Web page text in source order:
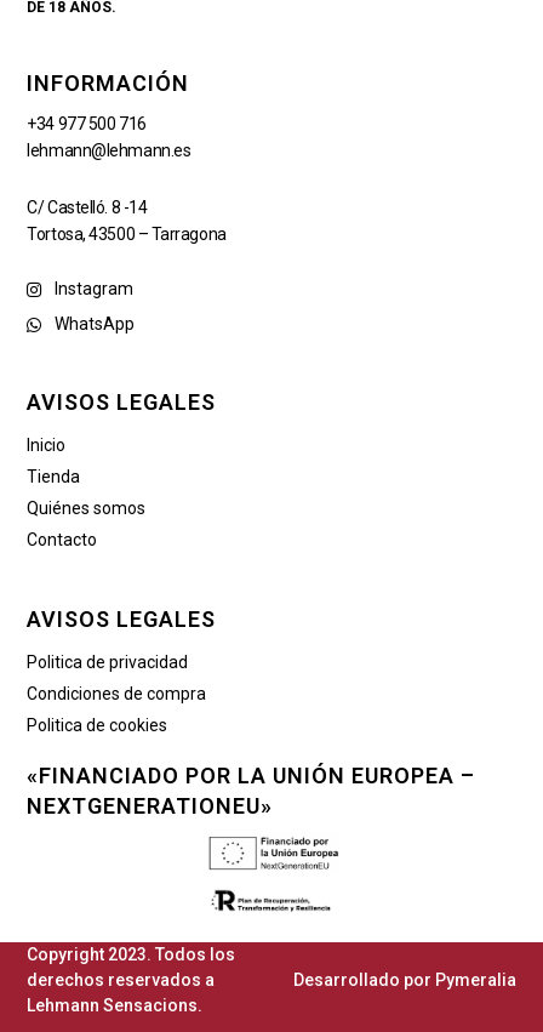
DE 18 AÑOS.
INFORMACIÓN
+34 977 500 716
lehmann@lehmann.es
C/ Castelló. 8 -14
Tortosa, 43500 – Tarragona
Instagram
WhatsApp
AVISOS LEGALES
Inicio
Tienda
Quiénes somos
Contacto
AVISOS LEGALES
Politica de privacidad
Condiciones de compra
Politica de cookies
«FINANCIADO POR LA UNIÓN EUROPEA –
NEXTGENERATIONEU»
Copyright 2023. Todos los
derechos reservados a
Lehmann Sensacions.​
Desarrollado por Pymeralia